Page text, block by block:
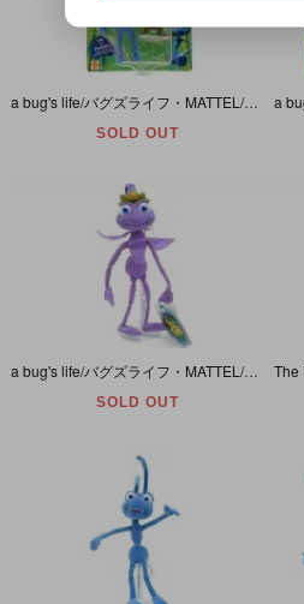
a bug's life/バグズライフ・MATTEL/マテル・PVC＆ベンダブルフィギュア 「Flik＆Francis/フリック＆フランシス」 パッケージダメージ有
SOLD OUT
a bug's life/バグズライフ・MATTEL/マテル・ソフビ＆ぬいぐるみ 「Princess Atta/アッタ姫」 ダメージ有
SOLD OUT